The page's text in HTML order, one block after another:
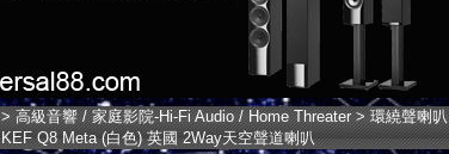
>高級音響 / 家庭影院-Hi-Fi Audio / Home Threater>環繞聲喇
KEF Q8 Meta (白色) 英國 2Way天空聲道喇叭